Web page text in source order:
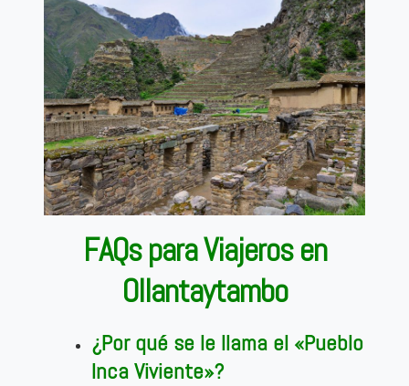
FAQs para Viajeros en
Ollantaytambo
¿Por qué se le llama el «Pueblo
Inca Viviente»?